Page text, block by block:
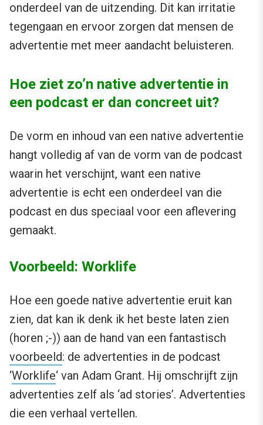
onderdeel van de uitzending. Dit kan irritatie
tegengaan en ervoor zorgen dat mensen de
advertentie met meer aandacht beluisteren.
Hoe ziet zo’n native advertentie in
een podcast er dan concreet uit?
De vorm en inhoud van een native advertentie
hangt volledig af van de vorm van de podcast
waarin het verschijnt, want een native
advertentie is echt een onderdeel van die
podcast en dus speciaal voor een aflevering
gemaakt.
Voorbeeld: Worklife
Hoe een goede native advertentie eruit kan
zien, dat kan ik denk ik het beste laten zien
(horen ;-)) aan de hand van een fantastisch
voorbeeld: de advertenties in de podcast
‘Worklife‘ van Adam Grant. Hij omschrijft zijn
advertenties zelf als ‘ad stories’. Advertenties
die een verhaal vertellen.